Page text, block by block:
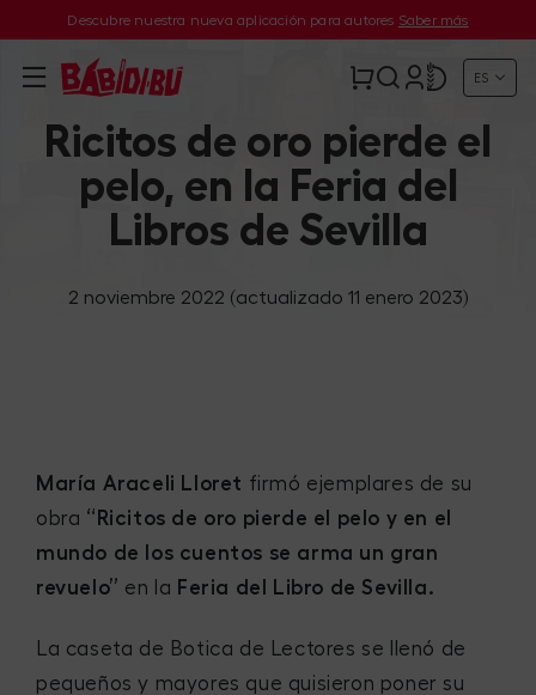
Descubre nuestra nueva aplicación para autores Saber más
ES
Ricitos de oro pierde el
pelo, en la Feria del
Libros de Sevilla
2 noviembre 2022 (actualizado 11 enero 2023)
María Araceli Lloret firmó ejemplares de su
obra “Ricitos de oro pierde el pelo y en el
mundo de los cuentos se arma un gran
revuelo” en la Feria del Libro de Sevilla.
La caseta de Botica de Lectores se llenó de
pequeños y mayores que quisieron poner su